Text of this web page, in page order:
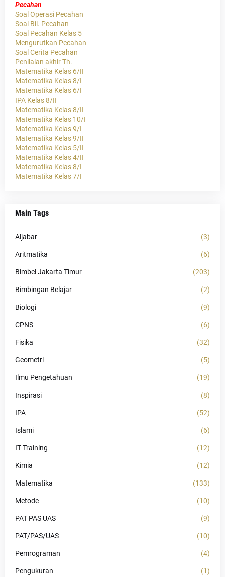
Pecahan
Soal Operasi Pecahan
Soal Bil. Pecahan
Soal Pecahan Kelas 5
Mengurutkan Pecahan
Soal Cerita Pecahan
Penilaian akhir Th.
Matematika Kelas 6/II
Matematika Kelas 8/I
Matematika Kelas 6/I
IPA Kelas 8/II
Matematika Kelas 8/II
Matematika Kelas 10/I
Matematika Kelas 9/I
Matematika Kelas 9/II
Matematika Kelas 5/II
Matematika Kelas 4/II
Matematika Kelas 8/I
Matematika Kelas 7/I
Main Tags
Aljabar (3)
Aritmatika (6)
Bimbel Jakarta Timur (203)
Bimbingan Belajar (2)
Biologi (9)
CPNS (6)
Fisika (32)
Geometri (5)
Ilmu Pengetahuan (19)
Inspirasi (8)
IPA (52)
Islami (6)
IT Training (12)
Kimia (12)
Matematika (133)
Metode (10)
PAT PAS UAS (9)
PAT/PAS/UAS (10)
Pemrograman (4)
Pengukuran (1)